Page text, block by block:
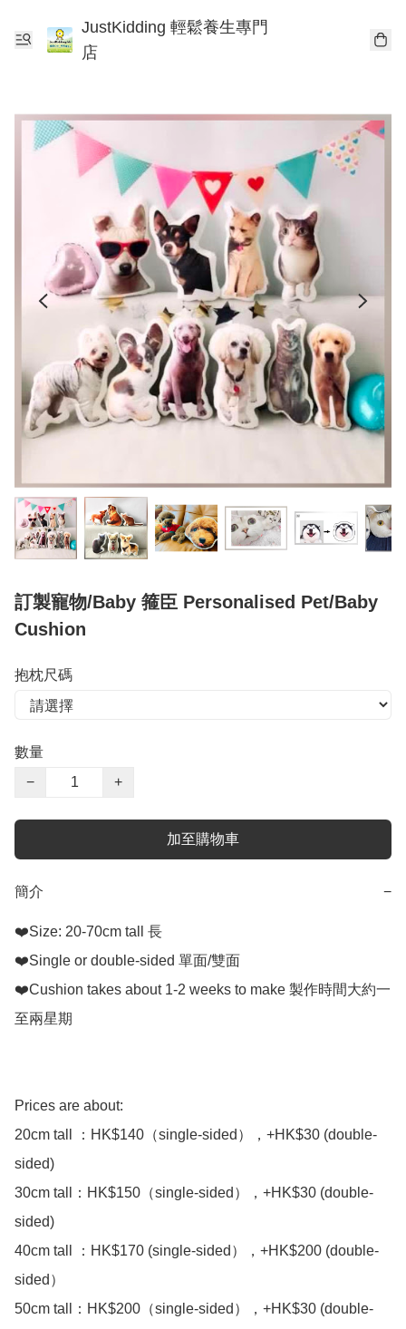
JustKidding 輕鬆養生專門
店
訂製寵物/Baby 箍臣 Personalised Pet/Baby
Cushion
抱枕尺碼
數量
−
+
加至購物車
簡介 −
❤️Size: 20-70cm tall 長
❤️Single or double-sided 單面/雙面
❤️Cushion takes about 1-2 weeks to make 製作時間大約一
至兩星期
Prices are about:
20cm tall ：HK$140（single-sided），+HK$30 (double-
sided)
30cm tall：HK$150（single-sided），+HK$30 (double-
sided)
40cm tall ：HK$170 (single-sided），+HK$200 (double-
sided）
50cm tall：HK$200（single-sided），+HK$30 (double-